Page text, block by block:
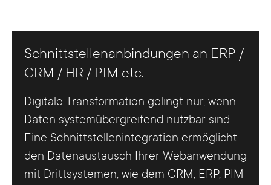
Schnittstellenanbindungen an ERP /
CRM / HR / PIM etc.
Digitale Transformation gelingt nur, wenn
Daten systemübergreifend nutzbar sind.
Eine Schnittstellenintegration ermöglicht
den Datenaustausch Ihrer Webanwendung
mit Drittsystemen, wie dem CRM, ERP, PIM